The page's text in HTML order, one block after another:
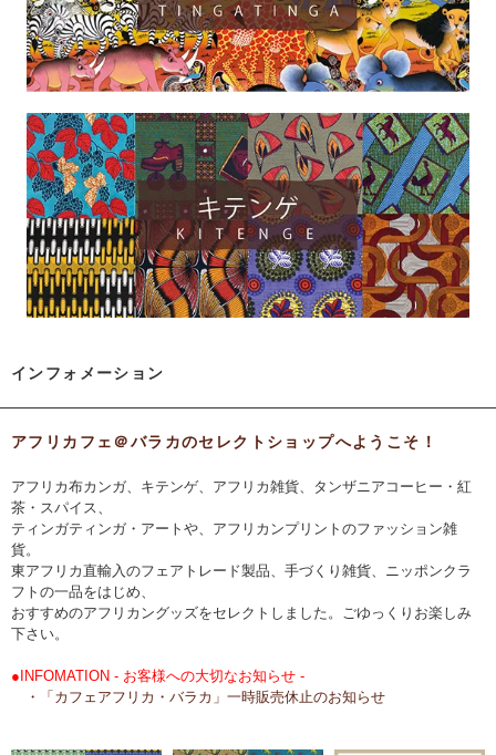
インフォメーション
アフリカフェ＠バラカのセレクトショップへようこそ！
アフリカ布カンガ、キテンゲ、アフリカ雑貨、タンザニアコーヒー・紅
茶・スパイス、
ティンガティンガ・アートや、アフリカンプリントのファッション雑
貨。
東アフリカ直輸入のフェアトレード製品、手づくり雑貨、ニッポンクラ
フトの一品をはじめ、
おすすめのアフリカングッズをセレクトしました。ごゆっくりお楽しみ
下さい。
●INFOMATION - お客様への大切なお知らせ -
・「カフェアフリカ・バラカ」一時販売休止のお知らせ